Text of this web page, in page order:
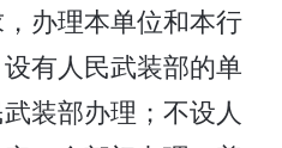
办理本单位和本行
有人民武装部的单
装部办理；不设人